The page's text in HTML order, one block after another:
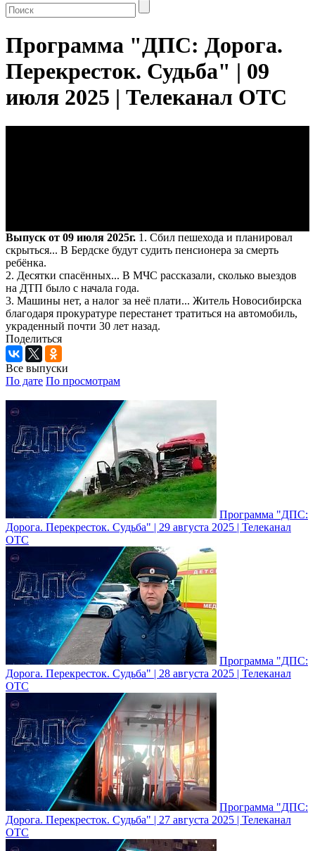
Программа "ДПС: Дорога.
Перекресток. Судьба" | 09
июля 2025 | Телеканал ОТС
Выпуск от 09 июля 2025г. 1. Сбил пешехода и планировал
скрыться... В Бердске будут судить пенсионера за смерть
ребёнка.
2. Десятки спасённых... В МЧС рассказали, сколько выездов
на ДТП было с начала года.
3. Машины нет, а налог за неё плати... Житель Новосибирска
благодаря прокуратуре перестанет тратиться на автомобиль,
украденный почти 30 лет назад.
Поделиться
Все выпуски
По дате По просмотрам
Программа "ДПС:
Дорога. Перекресток. Судьба" | 29 августа 2025 | Телеканал
ОТС
Программа "ДПС:
Дорога. Перекресток. Судьба" | 28 августа 2025 | Телеканал
ОТС
Программа "ДПС:
Дорога. Перекресток. Судьба" | 27 августа 2025 | Телеканал
ОТС